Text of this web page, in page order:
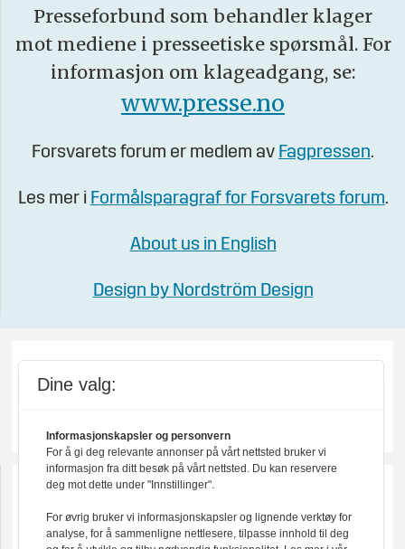
Presseforbund som behandler klager
mot mediene i presseetiske spørsmål. For
informasjon om klageadgang, se:
www.presse.no
Forsvarets forum er medlem av Fagpressen.
Les mer i Formålsparagraf for Forsvarets forum.
About us in English
Design by Nordström Design
Dine valg:
Informasjonskapsler og personvern
For å gi deg relevante annonser på vårt nettsted bruker vi
informasjon fra ditt besøk på vårt nettsted. Du kan reservere
deg mot dette under "Innstillinger".
For øvrig bruker vi informasjonskapsler og lignende verktøy for
analyse, for å sammenligne nettlesere, tilpasse innhold til deg